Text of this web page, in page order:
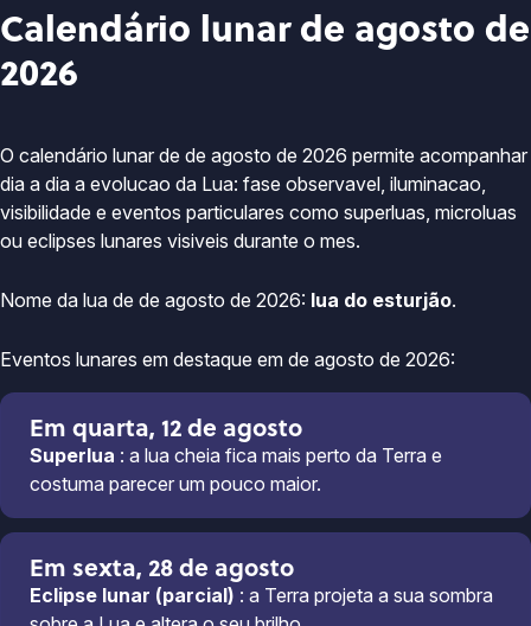
Calendário lunar de agosto de
2026
O calendário lunar de de agosto de 2026 permite acompanhar
dia a dia a evolucao da Lua: fase observavel, iluminacao,
visibilidade e eventos particulares como superluas, microluas
ou eclipses lunares visiveis durante o mes.
Nome da lua de de agosto de 2026: lua do esturjão.
Eventos lunares em destaque em de agosto de 2026:
Em quarta, 12 de agosto
Superlua : a lua cheia fica mais perto da Terra e
costuma parecer um pouco maior.
Em sexta, 28 de agosto
Eclipse lunar (parcial) : a Terra projeta a sua sombra